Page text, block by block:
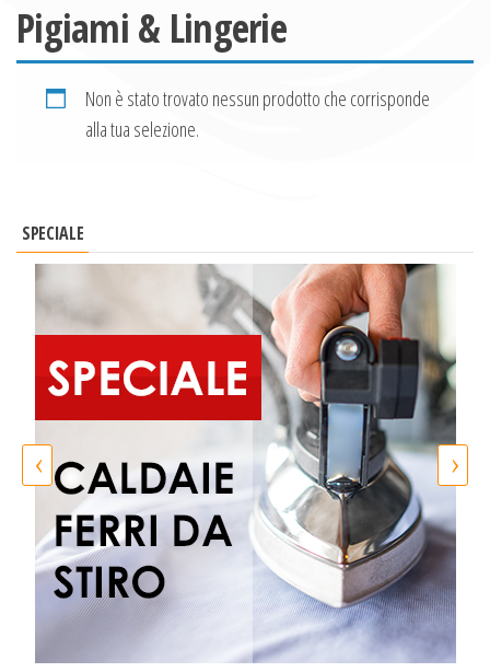
Pigiami & Lingerie
Non è stato trovato nessun prodotto che corrisponde
alla tua selezione.
SPECIALE
‹ ›